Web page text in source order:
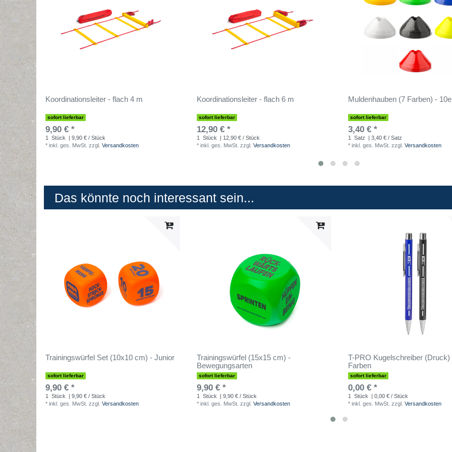
Koordinationsleiter - flach 4 m
sofort lieferbar
9,90 € *
1 Stück
| 9,90 € / Stück
* inkl. ges. MwSt. zzgl. Versandkosten
Koordinationsleiter - flach 6 m
sofort lieferbar
12,90 € *
1 Stück
| 12,90 € / Stück
* inkl. ges. MwSt. zzgl. Versandkosten
Muldenhauben (7 Farben) -
sofort lieferbar
3,40 € *
1 Satz
| 3,40 € / Satz
* inkl. ges. MwSt. zzgl. Versandkosten
Das könnte noch interessant sein...
Trainingswürfel Set (10x10 cm) - Junior
sofort lieferbar
9,90 € *
1 Stück
| 9,90 € / Stück
* inkl. ges. MwSt. zzgl. Versandkosten
Trainingswürfel (15x15 cm) -
Bewegungsarten
sofort lieferbar
9,90 € *
1 Stück
| 9,90 € / Stück
* inkl. ges. MwSt. zzgl. Versandkosten
T-PRO Kugelschreiber (Druck)
Farben
sofort lieferbar
0,00 € *
1 Stück
| 0,00 € / Stück
* inkl. ges. MwSt. zzgl. Versandkosten